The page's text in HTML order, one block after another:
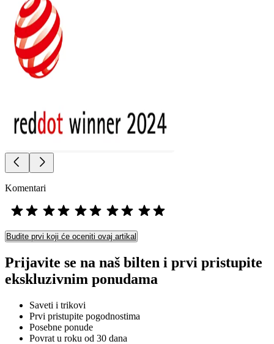
Komentari
Budite prvi koji će oceniti ovaj artikal
Prijavite se na naš bilten i prvi pristupite
ekskluzivnim ponudama
Saveti i trikovi
Prvi pristupite pogodnostima
Posebne ponude
Povrat u roku od 30 dana